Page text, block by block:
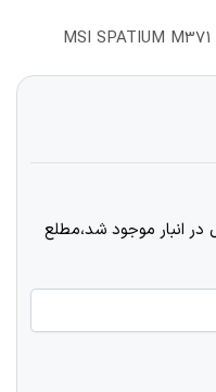
MSI SPATIUM
انبار موجود شد،مطلع